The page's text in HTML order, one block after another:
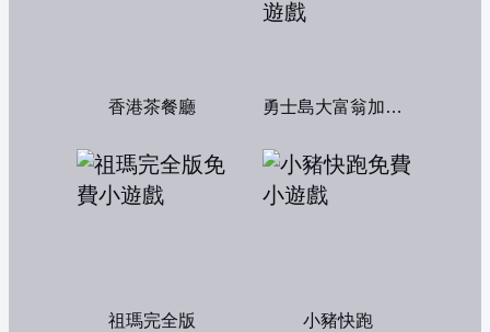
香港茶餐廳 勇士島大富翁加強版
祖瑪完全版 小豬快跑